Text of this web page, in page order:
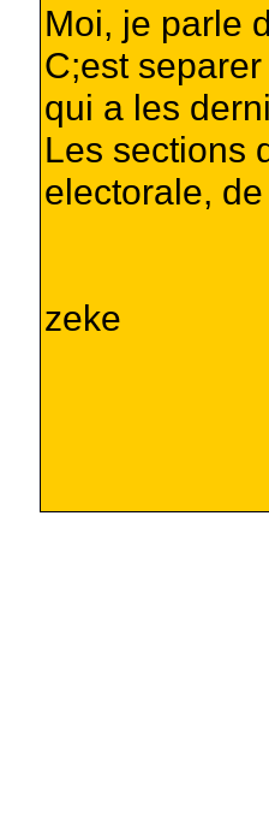
Moi, je parle
C;est
qui a les
Les sections
electorale,
zeke